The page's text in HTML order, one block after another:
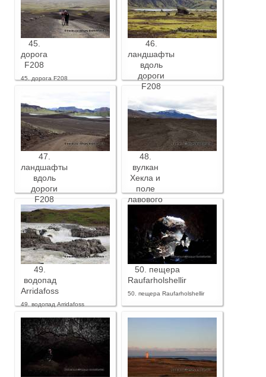
45.
дорога
F208
45. дорога F208
46.
ландшафты
вдоль
дороги
F208
46. ландшафты вдоль дороги
F208
47.
ландшафты
вдоль
дороги
F208
47. ландшафты вдоль дороги
F208
48.
вулкан
Хекла и
поле
лавового
48. вулкан Хекла и поле
лавового песка
49.
водопад
Arridafoss
49. водопад Arridafoss
50. пещера
Raufarholshellir
50. пещера Raufarholshellir